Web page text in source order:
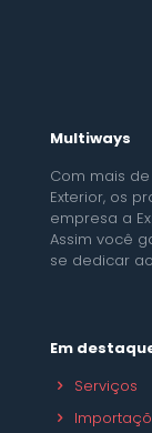
Multiways
Com mais
Exterior, os
empresa a
Assim você
se dedicar
Em
Serviços